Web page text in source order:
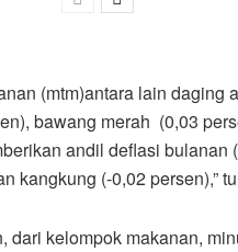
(mtm)antara lain daging
bawang merah (0,03
andil deflasi bulanan
kangkung (-0,02 persen),”
dari kelompok makanan,